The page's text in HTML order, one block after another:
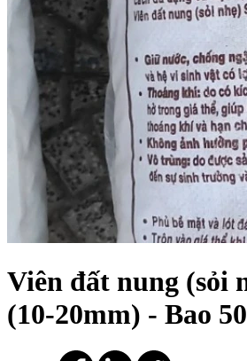
Viên đất nung (sỏi
(10-20mm) - Bao